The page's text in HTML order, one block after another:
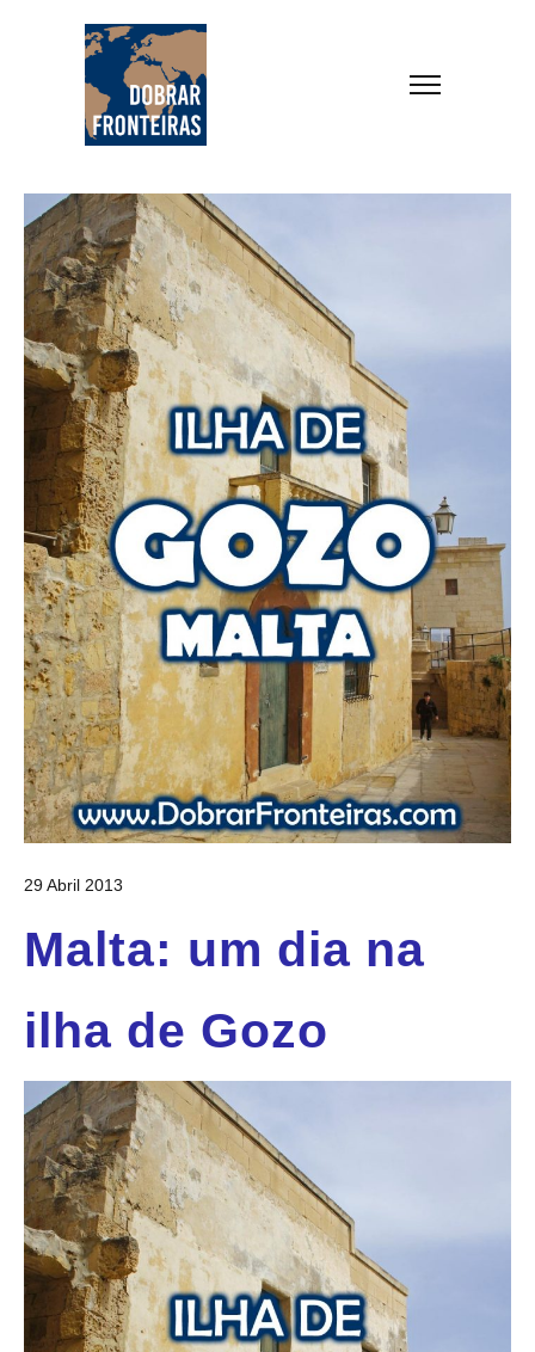
29 Abril 2013
Malta: um dia na
ilha de Gozo